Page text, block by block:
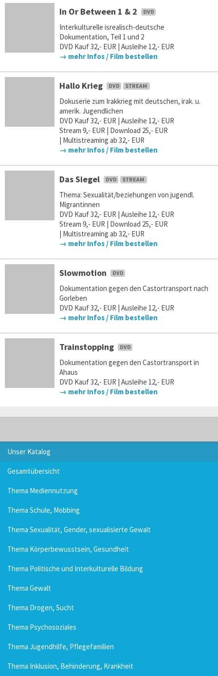
In Or Between 1 & 2
Interkulturelle isrealisch-deutsche
Dokumentation, Teil 1 und 2
DVD Kauf 32,- EUR | Ausleihe 12,- EUR
→ mehr Infos / Film bestellen
Hallo Krieg
Dokuserie zum Irakkrieg mit deutschen, irak. u.
amerik. Jugendlichen
DVD Kauf 32,- EUR | Ausleihe 12,- EUR
Stream 9,- EUR | Download 25,- EUR
| Multistreaming ab 32,- EUR
→ mehr Infos / Film bestellen
Das Siegel
Thema: Sexualität/beziehungen von jugendl.
Migrantinnen
DVD Kauf 32,- EUR | Ausleihe 12,- EUR
Stream 9,- EUR | Download 25,- EUR
| Multistreaming ab 32,- EUR
→ mehr Infos / Film bestellen
Slowmotion
Dokumentation gegen den Castortransport nach
Gorleben
DVD Kauf 32,- EUR | Ausleihe 12,- EUR
→ mehr Infos / Film bestellen
Trainstopping
Dokumentation gegen den Castortransport in
Ahaus
DVD Kauf 32,- EUR | Ausleihe 12,- EUR
→ mehr Infos / Film bestellen
Unser Katalog
Gesamtübersicht
Thema Mediennutzung
Thema Schule, Mobbing
Thema Sexualität, Gender, sexualisierte Gewalt
Thema Körperbewusstsein, Gesundheit
Thema Politische und Interkulturelle Bildung
Thema Gewalt
Thema Drogen, Sucht
Thema Psychosoziales
Thema Jugendhilfe, Pflegefamilien
Thema Inklusion, Behinderung, Krankheit